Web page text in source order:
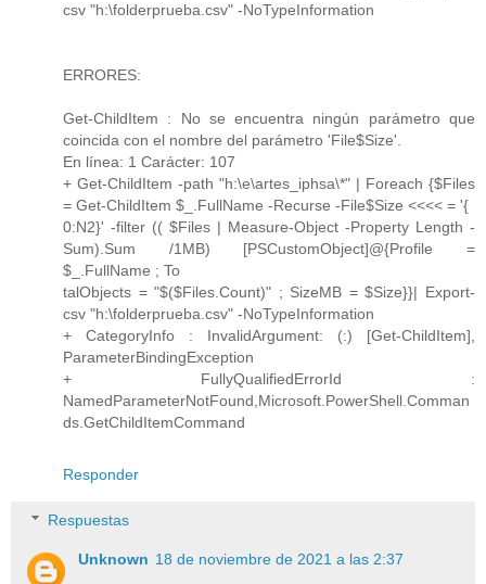
csv "h:\folderprueba.csv" -NoTypeInformation
ERRORES:
Get-ChildItem : No se encuentra ningún parámetro que
coincida con el nombre del parámetro 'File$Size'.
En línea: 1 Carácter: 107
+ Get-ChildItem -path "h:\e\artes_iphsa\*" | Foreach {$Files
= Get-ChildItem $_.FullName -Recurse -File$Size <<<< = '{
0:N2}' -filter (( $Files | Measure-Object -Property Length -
Sum).Sum /1MB) [PSCustomObject]@{Profile =
$_.FullName ; To
talObjects = "$($Files.Count)" ; SizeMB = $Size}}| Export-
csv "h:\folderprueba.csv" -NoTypeInformation
+ CategoryInfo : InvalidArgument: (:) [Get-ChildItem],
ParameterBindingException
+ FullyQualifiedErrorId :
NamedParameterNotFound,Microsoft.PowerShell.Comman
ds.GetChildItemCommand
Responder
Respuestas
Unknown 18 de noviembre de 2021 a las 2:37